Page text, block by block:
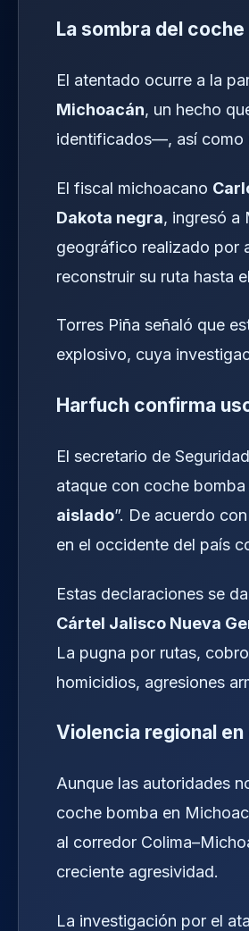
La sombra del
El atentado ocurre a la
Michoacán, un hecho
identificados—, así como
El fiscal michoacano
Dakota negra, ingresó a
geográfico realizado por
reconstruir su ruta hasta
Torres Piña señaló que
explosivo, cuya
Harfuch confirma
El secretario de
ataque con coche
aislado”. De acuerdo
en el occidente del país
Estas declaraciones se
Cártel Jalisco Nueva
La pugna por rutas,
homicidios, agresiones
Violencia regional
Aunque las autoridades
coche bomba en
al corredor
creciente agresividad.
La investigación por el